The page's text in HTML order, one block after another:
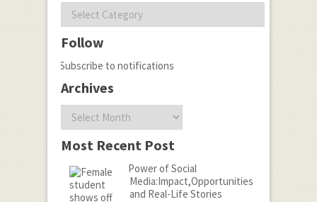
Categories
Follow
Subscribe to notifications
Archives
Archives
Most Recent Post
Power of Social
Media:Impact,Opportunities
and Real-Life Stories